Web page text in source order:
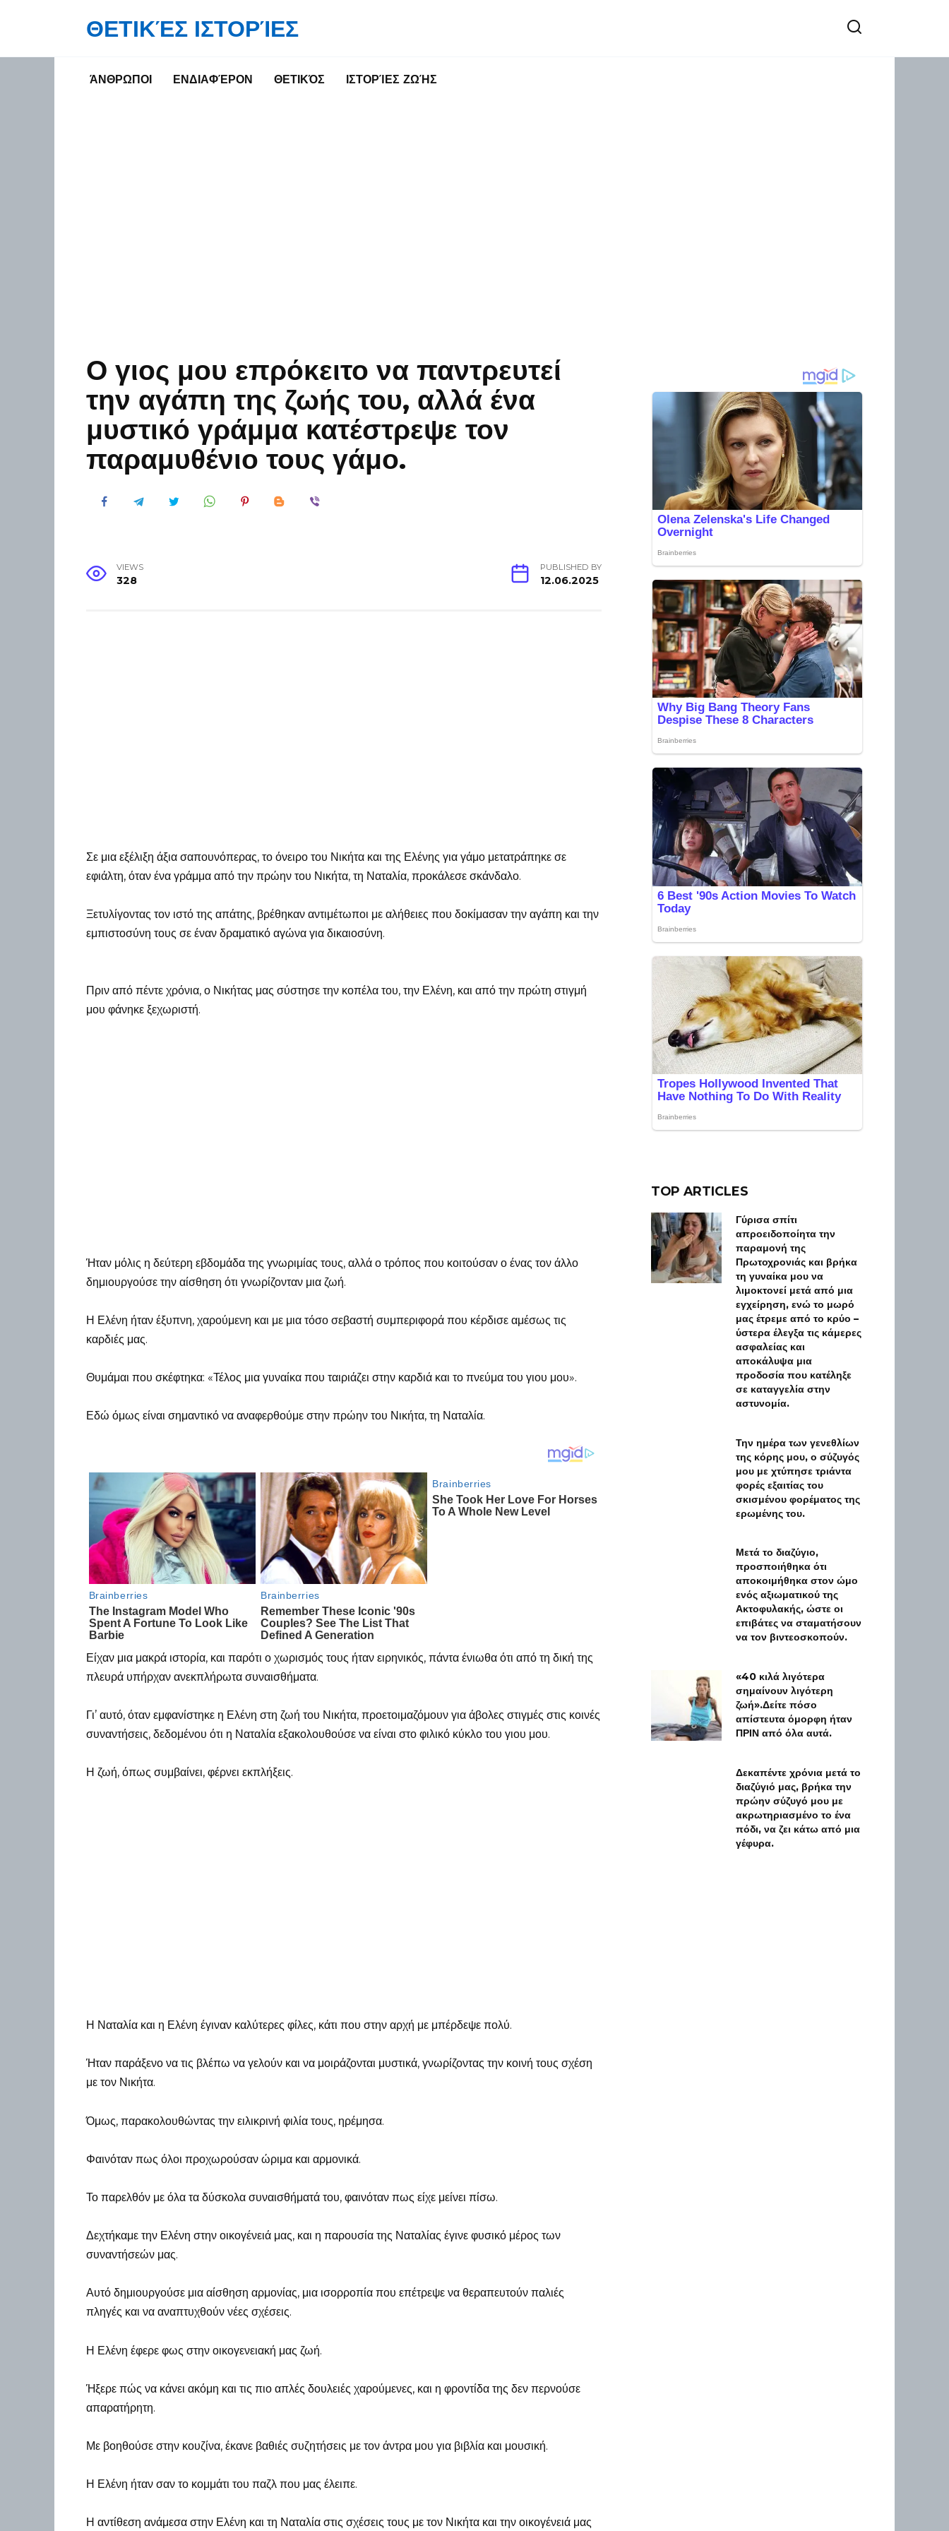
ΘΕΤΙΚΈΣ ΙΣΤΟΡΊΕΣ
ΆΝΘΡΩΠΟΙ ΕΝΔΙΑΦΈΡΟΝ ΘΕΤΙΚΌΣ ΙΣΤΟΡΊΕΣ ΖΩΉΣ
Ο γιος μου επρόκειτο να παντρευτεί
την αγάπη της ζωής του, αλλά ένα
μυστικό γράμμα κατέστρεψε τον
παραμυθένιο τους γάμο.
VIEWS
328
PUBLISHED BY
12.06.2025
Σε μια εξέλιξη άξια σαπουνόπερας, το όνειρο του Νικήτα και της Ελένης για γάμο μετατράπηκε σε
εφιάλτη, όταν ένα γράμμα από την πρώην του Νικήτα, τη Ναταλία, προκάλεσε σκάνδαλο.
Ξετυλίγοντας τον ιστό της απάτης, βρέθηκαν αντιμέτωποι με αλήθειες που δοκίμασαν την αγάπη και την
εμπιστοσύνη τους σε έναν δραματικό αγώνα για δικαιοσύνη.
Πριν από πέντε χρόνια, ο Νικήτας μας σύστησε την κοπέλα του, την Ελένη, και από την πρώτη στιγμή
μου φάνηκε ξεχωριστή.
Ήταν μόλις η δεύτερη εβδομάδα της γνωριμίας τους, αλλά ο τρόπος που κοιτούσαν ο ένας τον άλλο
δημιουργούσε την αίσθηση ότι γνωρίζονταν μια ζωή.
Η Ελένη ήταν έξυπνη, χαρούμενη και με μια τόσο σεβαστή συμπεριφορά που κέρδισε αμέσως τις
καρδιές μας.
Θυμάμαι που σκέφτηκα: «Τέλος μια γυναίκα που ταιριάζει στην καρδιά και το πνεύμα του γιου μου».
Εδώ όμως είναι σημαντικό να αναφερθούμε στην πρώην του Νικήτα, τη Ναταλία.
Είχαν μια μακρά ιστορία, και παρότι ο χωρισμός τους ήταν ειρηνικός, πάντα ένιωθα ότι από τη δική της
πλευρά υπήρχαν ανεκπλήρωτα συναισθήματα.
Γι’ αυτό, όταν εμφανίστηκε η Ελένη στη ζωή του Νικήτα, προετοιμαζόμουν για άβολες στιγμές στις κοινές
συναντήσεις, δεδομένου ότι η Ναταλία εξακολουθούσε να είναι στο φιλικό κύκλο του γιου μου.
Η ζωή, όπως συμβαίνει, φέρνει εκπλήξεις.
Η Ναταλία και η Ελένη έγιναν καλύτερες φίλες, κάτι που στην αρχή με μπέρδεψε πολύ.
Ήταν παράξενο να τις βλέπω να γελούν και να μοιράζονται μυστικά, γνωρίζοντας την κοινή τους σχέση
με τον Νικήτα.
Όμως, παρακολουθώντας την ειλικρινή φιλία τους, ηρέμησα.
Φαινόταν πως όλοι προχωρούσαν ώριμα και αρμονικά.
Το παρελθόν με όλα τα δύσκολα συναισθήματά του, φαινόταν πως είχε μείνει πίσω.
Δεχτήκαμε την Ελένη στην οικογένειά μας, και η παρουσία της Ναταλίας έγινε φυσικό μέρος των
συναντήσεών μας.
Αυτό δημιουργούσε μια αίσθηση αρμονίας, μια ισορροπία που επέτρεψε να θεραπευτούν παλιές
πληγές και να αναπτυχθούν νέες σχέσεις.
Η Ελένη έφερε φως στην οικογενειακή μας ζωή.
Ήξερε πώς να κάνει ακόμη και τις πιο απλές δουλειές χαρούμενες, και η φροντίδα της δεν περνούσε
απαρατήρητη.
Με βοηθούσε στην κουζίνα, έκανε βαθιές συζητήσεις με τον άντρα μου για βιβλία και μουσική.
Η Ελένη ήταν σαν το κομμάτι του παζλ που μας έλειπε.
Η αντίθεση ανάμεσα στην Ελένη και τη Ναταλία στις σχέσεις τους με τον Νικήτα και την οικογένειά μας
TOP ARTICLES
Γύρισα σπίτι
απροειδοποίητα την
παραμονή της
Πρωτοχρονιάς και βρήκα
τη γυναίκα μου να
λιμοκτονεί μετά από μια
εγχείρηση, ενώ το μωρό
μας έτρεμε από το κρύο –
ύστερα έλεγξα τις κάμερες
ασφαλείας και
αποκάλυψα μια
προδοσία που κατέληξε
σε καταγγελία στην
αστυνομία.
Την ημέρα των γενεθλίων
της κόρης μου, ο σύζυγός
μου με χτύπησε τριάντα
φορές εξαιτίας του
σκισμένου φορέματος της
ερωμένης του.
Μετά το διαζύγιο,
προσποιήθηκα ότι
αποκοιμήθηκα στον ώμο
ενός αξιωματικού της
Ακτοφυλακής, ώστε οι
επιβάτες να σταματήσουν
να τον βιντεοσκοπούν.
«40 κιλά λιγότερα
σημαίνουν λιγότερη
ζωή».Δείτε πόσο
απίστευτα όμορφη ήταν
ΠΡΙΝ από όλα αυτά.
Δεκαπέντε χρόνια μετά το
διαζύγιό μας, βρήκα την
πρώην σύζυγό μου με
ακρωτηριασμένο το ένα
πόδι, να ζει κάτω από μια
γέφυρα.